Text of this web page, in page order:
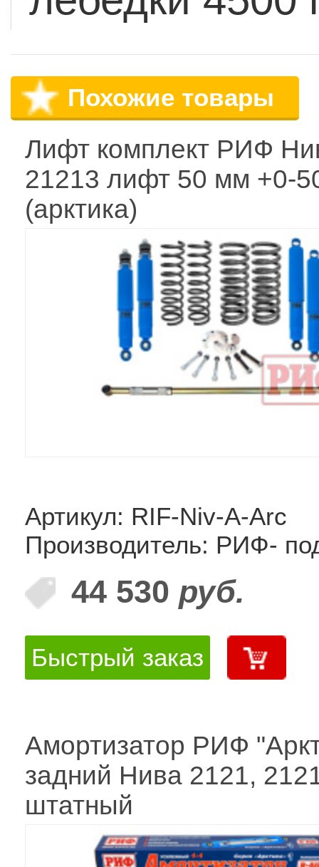
Похожие товары
Лифт комплект РИФ
21213 лифт 50 мм +0-
(арктика)
Артикул: RIF-Niv-A-Arc
Производитель: РИФ-
44 530 руб.
Быстрый заказ
Амортизатор РИФ
задний Нива 2121,
штатный